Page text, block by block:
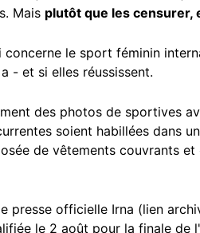
Mais plutôt que les censurer,
concerne le sport féminin
- et si elles réussissent.
des photos de sportives
soient habillées dans
de vêtements couvrants
presse officielle Irna (lien
le 2 août pour la finale de